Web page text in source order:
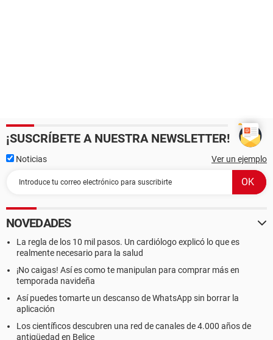
¡SUSCRÍBETE A NUESTRA NEWSLETTER!
Noticias Ver un ejemplo
NOVEDADES
La regla de los 10 mil pasos. Un cardiólogo explicó lo que es
realmente necesario para la salud
¡No caigas! Así es como te manipulan para comprar más en
temporada navideña
Así puedes tomarte un descanso de WhatsApp sin borrar la
aplicación
Los científicos descubren una red de canales de 4.000 años de
antigüedad en Belice